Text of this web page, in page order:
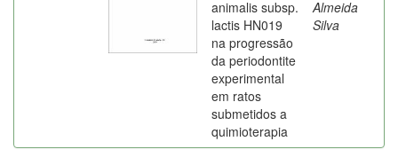
animalis subsp.
lactis HN019
na progressão
da periodontite
experimental
em ratos
submetidos a
quimioterapia
Almeida
Silva